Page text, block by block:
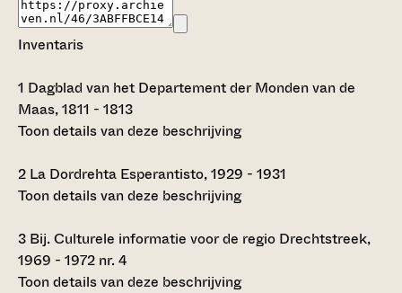
Inventaris
1 Dagblad van het Departement der Monden van de
Maas, 1811 - 1813
Toon details van deze beschrijving
2 La Dordrehta Esperantisto, 1929 - 1931
Toon details van deze beschrijving
3 Bij. Culturele informatie voor de regio Drechtstreek,
1969 - 1972 nr. 4
Toon details van deze beschrijving